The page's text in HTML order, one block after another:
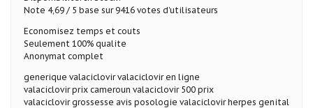
Note 4,69 / 5 base sur 9416 votes d’utilisateurs
Economisez temps et couts
Seulement 100% qualite
Anonymat complet
generique valaciclovir valaciclovir en ligne
valaciclovir prix cameroun valaciclovir 500 prix
valaciclovir grossesse avis posologie valaciclovir herpes genital